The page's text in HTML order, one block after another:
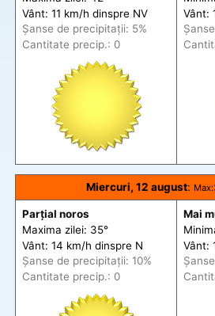
Vânt: 11 km/h dinspre NV
Șanse de precipitații: 5%
Cantitate precip.: 0
Vânt:
Miercuri, 12 august: Max
Parțial noros
Maxima zilei: 35°
Vânt: 14 km/h dinspre N
Șanse de precipitații: 10%
Cantitate precip.: 0
Mai
Vânt: